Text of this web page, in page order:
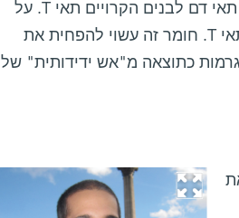
פעילותם של "הכוחות המיוחדים" במערכת החיסונית – סוג של תאי דם לבנים הקרויים תאי T. על
בסיס ממצאים אלה פיתחו המדענים חומר הפוגע בתגובה של תאי T. חומר זה עשוי להפחית את
כתוצאה מ"אש ידידותית" של